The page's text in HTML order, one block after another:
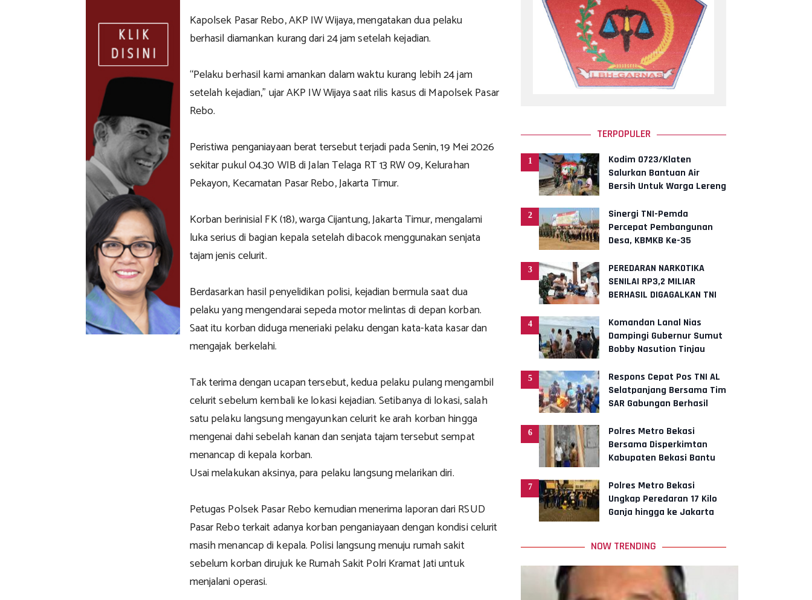
Kapolsek Pasar Rebo, AKP IW Wijaya, mengatakan dua pelaku
berhasil diamankan kurang dari 24 jam setelah kejadian.
“Pelaku berhasil kami amankan dalam waktu kurang lebih 24 jam
setelah kejadian,” ujar AKP IW Wijaya saat rilis kasus di Mapolsek Pasar
Rebo.
Peristiwa penganiayaan berat tersebut terjadi pada Senin, 19 Mei 2026
sekitar pukul 04.30 WIB di Jalan Telaga RT 13 RW 09, Kelurahan
Pekayon, Kecamatan Pasar Rebo, Jakarta Timur.
Korban berinisial FK (18), warga Cijantung, Jakarta Timur, mengalami
luka serius di bagian kepala setelah dibacok menggunakan senjata
tajam jenis celurit.
Berdasarkan hasil penyelidikan polisi, kejadian bermula saat dua
pelaku yang mengendarai sepeda motor melintas di depan korban.
Saat itu korban diduga meneriaki pelaku dengan kata-kata kasar dan
mengajak berkelahi.
Tak terima dengan ucapan tersebut, kedua pelaku pulang mengambil
celurit sebelum kembali ke lokasi kejadian. Setibanya di lokasi, salah
satu pelaku langsung mengayunkan celurit ke arah korban hingga
mengenai dahi sebelah kanan dan senjata tajam tersebut sempat
menancap di kepala korban.
Usai melakukan aksinya, para pelaku langsung melarikan diri.
Petugas Polsek Pasar Rebo kemudian menerima laporan dari RSUD
Pasar Rebo terkait adanya korban penganiayaan dengan kondisi celurit
masih menancap di kepala. Polisi langsung menuju rumah sakit
sebelum korban dirujuk ke Rumah Sakit Polri Kramat Jati untuk
menjalani operasi.
TERPOPULER
1
Kodim 0723/Klaten
Salurkan Bantuan Air
Bersih Untuk Warga Lereng
2
Sinergi TNI-Pemda
Percepat Pembangunan
Desa, KBMKB Ke-35
3
PEREDARAN NARKOTIKA
SENILAI RP3,2 MILIAR
BERHASIL DIGAGALKAN TNI
4
Komandan Lanal Nias
Dampingi Gubernur Sumut
Bobby Nasution Tinjau
Budidaya R
5
Respons Cepat Pos TNI AL
Selatpanjang Bersama Tim
SAR Gabungan Berhasil
6
Polres Metro Bekasi
Bersama Disperkimtan
Kabupaten Bekasi Bantu
Warga
7
Polres Metro Bekasi
Ungkap Peredaran 17 Kilo
Ganja hingga ke Jakarta
NOW TRENDING